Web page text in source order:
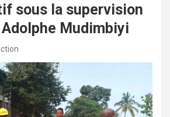
sous la supervision
Mudimbiyi